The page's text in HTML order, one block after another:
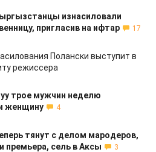
изнасиловали
пригласив на ифтар
17
Полански выступит в
режиссера
трое мужчин неделю
женщину
4
тянут с делом мародеров,
премьера, сель в Аксы
3